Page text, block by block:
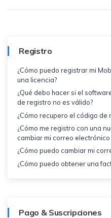
Transfiere
iOS y
WeLastseen
WhatsApp.
Registro
¿Cómo puedo registrar mi
una licencia?
¿Qué debo hacer si el
de registro no es válido?
¿Cómo recupero el código de
¿Cómo me registro con una
cambiar mi correo
¿Cómo puedo cambiar mi
¿Cómo puedo obtener una
Pago & Suscripciones